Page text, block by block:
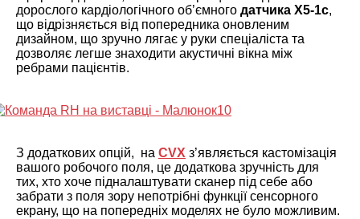
дорослого кардіологічного об’ємного датчика X5-1c,
що відрізняється від попередника оновленим
дизайном, що зручно лягає у руки спеціаліста та
дозволяє легше знаходити акустичні вікна між
ребрами пацієнтів.
З додаткових опцій, на CVX з’являється кастомізація
вашого робочого поля, це додаткова зручність для
тих, хто хоче підналаштувати сканер під себе або
забрати з поля зору непотрібні функції сенсорного
екрану, що на попередніх моделях не було можливим.